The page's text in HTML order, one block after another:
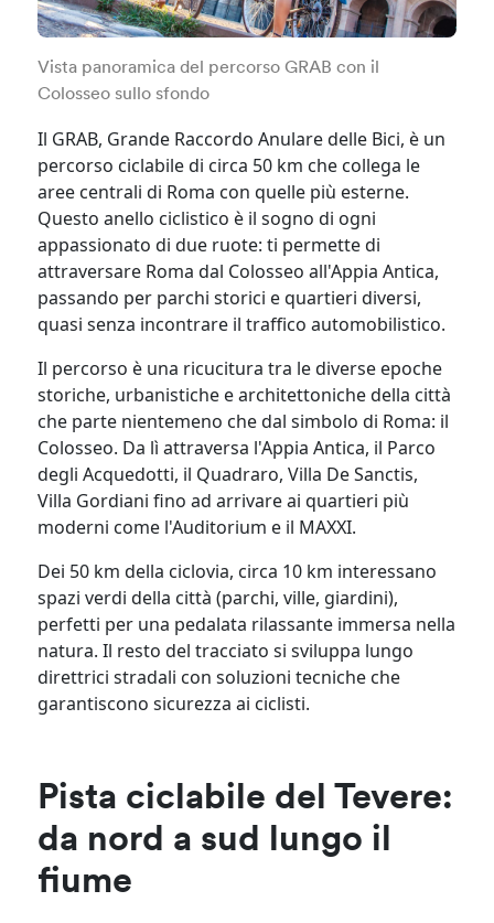
Vista panoramica del percorso GRAB con il
Colosseo sullo sfondo
Il GRAB, Grande Raccordo Anulare delle Bici, è un
percorso ciclabile di circa 50 km che collega le
aree centrali di Roma con quelle più esterne.
Questo anello ciclistico è il sogno di ogni
appassionato di due ruote: ti permette di
attraversare Roma dal Colosseo all'Appia Antica,
passando per parchi storici e quartieri diversi,
quasi senza incontrare il traffico automobilistico.
Il percorso è una ricucitura tra le diverse epoche
storiche, urbanistiche e architettoniche della città
che parte nientemeno che dal simbolo di Roma: il
Colosseo. Da lì attraversa l'Appia Antica, il Parco
degli Acquedotti, il Quadraro, Villa De Sanctis,
Villa Gordiani fino ad arrivare ai quartieri più
moderni come l'Auditorium e il MAXXI.
Dei 50 km della ciclovia, circa 10 km interessano
spazi verdi della città (parchi, ville, giardini),
perfetti per una pedalata rilassante immersa nella
natura. Il resto del tracciato si sviluppa lungo
direttrici stradali con soluzioni tecniche che
garantiscono sicurezza ai ciclisti.
Pista ciclabile del Tevere:
da nord a sud lungo il
fiume